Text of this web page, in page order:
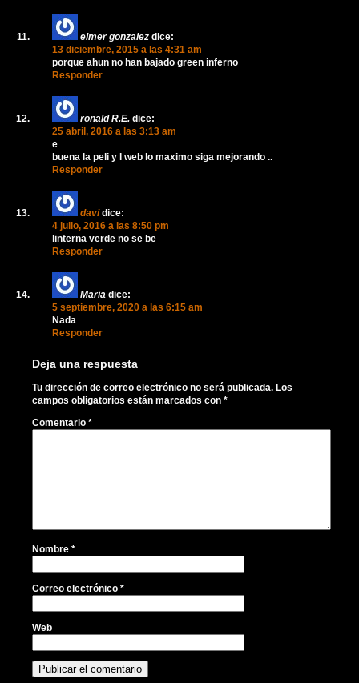
elmer gonzalez dice:
13 diciembre, 2015 a las 4:31 am
porque ahun no han bajado green inferno
Responder
ronald R.E. dice:
25 abril, 2016 a las 3:13 am
e
buena la peli y l web lo maximo siga mejorando ..
Responder
davi dice:
4 julio, 2016 a las 8:50 pm
linterna verde no se be
Responder
Maria dice:
5 septiembre, 2020 a las 6:15 am
Nada
Responder
Deja una respuesta
Tu dirección de correo electrónico no será publicada. Los
campos obligatorios están marcados con *
Comentario *
Nombre *
Correo electrónico *
Web